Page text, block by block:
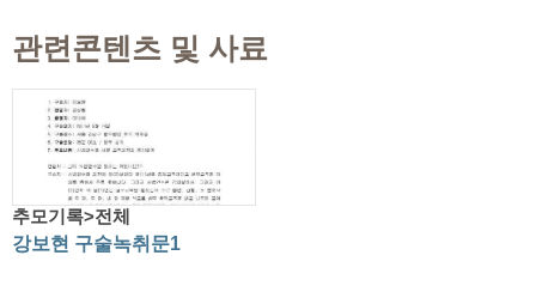
관련콘텐츠 및 사료
추모기록>전체
강보현 구술녹취문1